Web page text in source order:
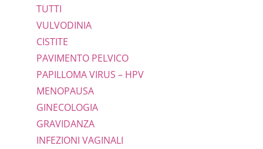
TUTTI
VULVODINIA
CISTITE
PAVIMENTO PELVICO
PAPILLOMA VIRUS – HPV
MENOPAUSA
GINECOLOGIA
GRAVIDANZA
INFEZIONI VAGINALI